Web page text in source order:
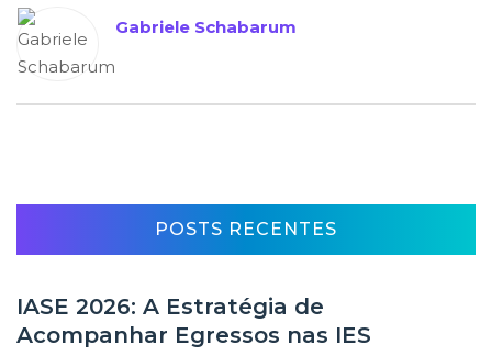
Gabriele Schabarum
POSTS RECENTES
IASE 2026: A Estratégia de
Acompanhar Egressos nas IES